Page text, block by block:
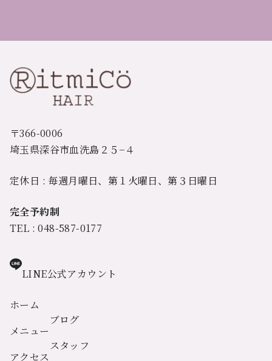
〒366-0006
埼玉県深谷市血洗島２５−４
定休日 : 毎週月曜日、第１火曜日、第３日曜日
完全予約制
TEL : 048-587-0177
LINE公式アカウント
ホーム
メニュー
アクセス
ブログ
スタッフ